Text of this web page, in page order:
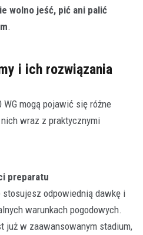
wolno jeść, pić ani palić
.
i ich rozwiązania
mogą pojawić się różne
wraz z praktycznymi
preparatu
stosujesz odpowiednią dawkę i
warunkach pogodowych.
już w zaawansowanym stadium,